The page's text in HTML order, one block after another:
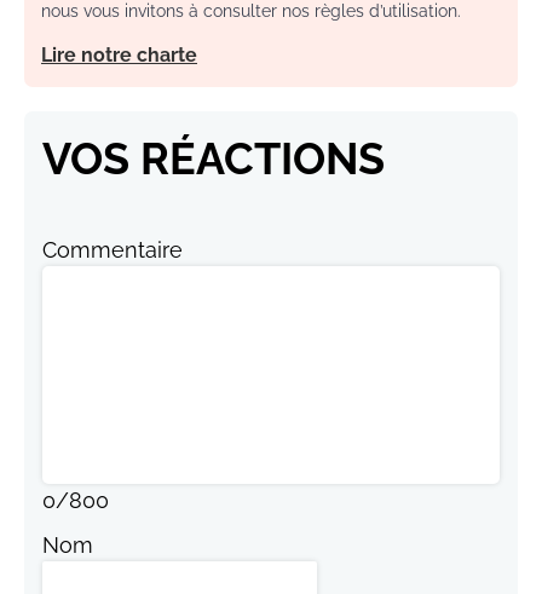
nous vous invitons à consulter nos règles d’utilisation.
Lire notre charte
VOS RÉACTIONS
Commentaire
0/800
Nom